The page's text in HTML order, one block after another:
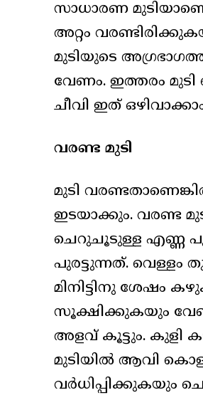
സാധാരണ
അറ്റം
മുടിയുടെ
വേണം. ഇത്തരം
ചീവി ഇത്
വരണ്ട മുടി
മുടി
ഇടയാക്കും. വരണ്ട
ചെറുചൂടുള്ള എണ്ണ
പുരട്ടുന്നത്. വെള്ളം
മിനിട്ടിനു ശേഷം
സൂക്ഷിക്കുകയും വേണം.
അളവ് കൂട്ടും. കുളി
മുടിയില്‍ ആവി
വര്‍ധിപ്പിക്കുകയും